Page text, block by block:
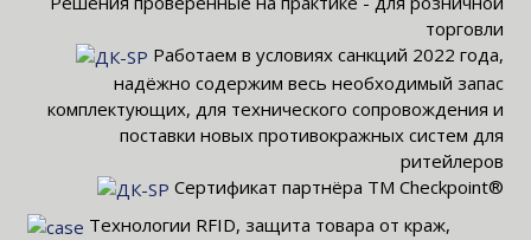
торговли
Работаем в условиях санкций 2022 года,
надёжно содержим весь необходимый запас
комплектующих, для технического сопровождения и
поставки новых противокражных систем для
ритейлеров
Сертификат партнёра TM Checkpoint®
Технологии RFID, защита товара от краж,